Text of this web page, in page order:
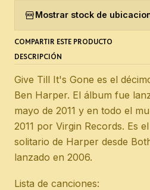
Mostrar stock de
COMPARTIR ESTE PRODUCTO
DESCRIPCIÓN
Give Till It's Gone es el
Ben Harper. El álbum fue
mayo de 2011 y en todo el
2011 por Virgin Records. Es
solitario de Harper desde
lanzado en 2006.
Lista de canciones: